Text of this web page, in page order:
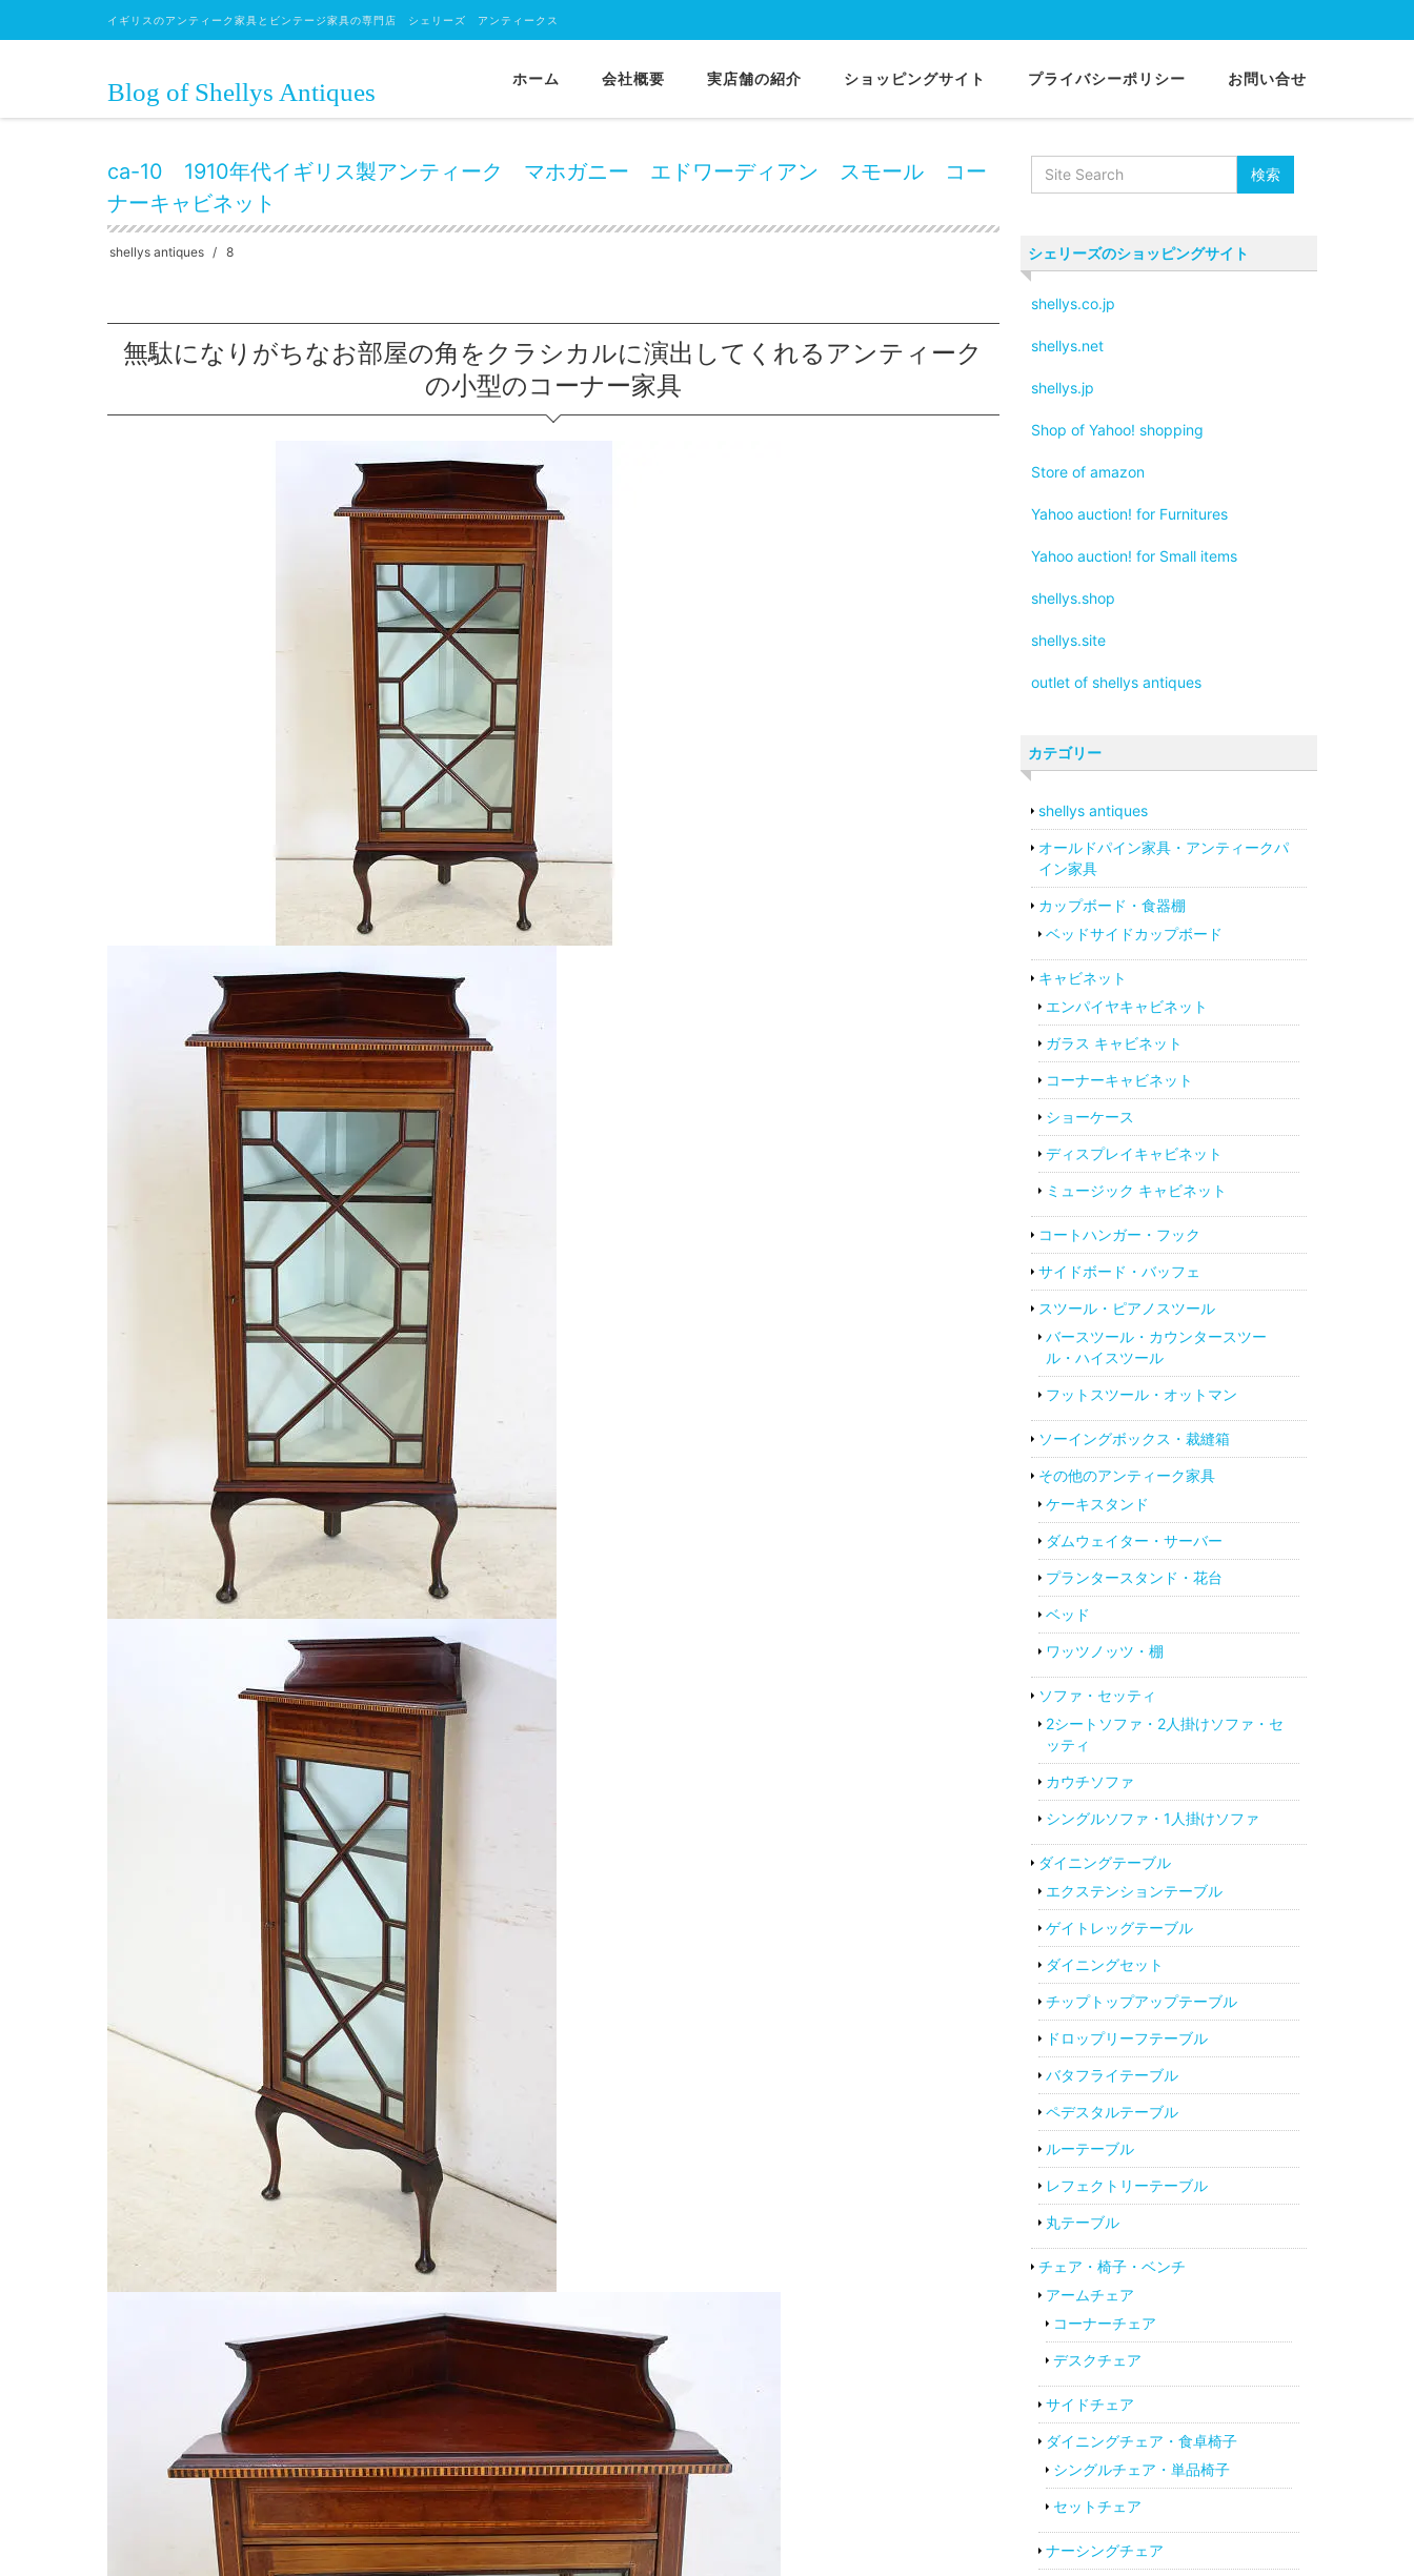
イギリスのアンティーク家具とビンテージ家具の専門店 シェリーズ アンティークス
Blog of Shellys Antiques ホーム 会社概要 実店舗の紹介 ショッピングサイト プライバシーポリシー お問い合せ
HOME キャビネット コーナーキャビネット
ca-10 1910年代イギリス製アンティーク マホガニー エドワーディアン スモール コー
ナーキャビネット
shellys antiques 8
無駄になりがちなお部屋の角をクラシカルに演出してくれるアンティーク
の小型のコーナー家具
シェリーズのショッピングサイト
shellys.co.jp
shellys.net
shellys.jp
Shop of Yahoo! shopping
Store of amazon
Yahoo auction! for Furnitures
Yahoo auction! for Small items
shellys.shop
shellys.site
outlet of shellys antiques
カテゴリー
shellys antiques
オールドパイン家具・アンティークパ
イン家具
カップボード・食器棚
ベッドサイドカップボード
キャビネット
エンパイヤキャビネット
ガラス キャビネット
コーナーキャビネット
ショーケース
ディスプレイキャビネット
ミュージック キャビネット
コートハンガー・フック
サイドボード・バッフェ
スツール・ピアノスツール
バースツール・カウンタースツー
ル・ハイスツール
フットスツール・オットマン
ソーイングボックス・裁縫箱
その他のアンティーク家具
ケーキスタンド
ダムウェイター・サーバー
プランタースタンド・花台
ベッド
ワッツノッツ・棚
ソファ・セッティ
2シートソファ・2人掛けソファ・セ
ッティ
カウチソファ
シングルソファ・1人掛けソファ
ダイニングテーブル
エクステンションテーブル
ゲイトレッグテーブル
ダイニングセット
チップトップアップテーブル
ドロップリーフテーブル
バタフライテーブル
ペデスタルテーブル
ルーテーブル
レフェクトリーテーブル
丸テーブル
チェア・椅子・ベンチ
アームチェア
コーナーチェア
デスクチェア
サイドチェア
ダイニングチェア・食卓椅子
シングルチェア・単品椅子
セットチェア
ナーシングチェア